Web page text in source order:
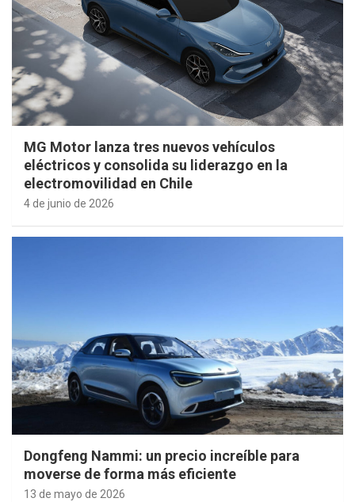
MG Motor lanza tres nuevos vehículos
eléctricos y consolida su liderazgo en la
electromovilidad en Chile
4 de junio de 2026
Dongfeng Nammi: un precio increíble para
moverse de forma más eficiente
13 de mayo de 2026